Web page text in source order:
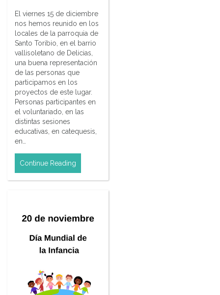
El viernes 15 de diciembre
nos hemos reunido en los
locales de la parroquia de
Santo Toribio, en el barrio
vallisoletano de Delicias,
una buena representación
de las personas que
participamos en los
proyectos de este lugar.
Personas participantes en
el voluntariado, en las
distintas sesiones
educativas, en catequesis,
en…
Continue Reading